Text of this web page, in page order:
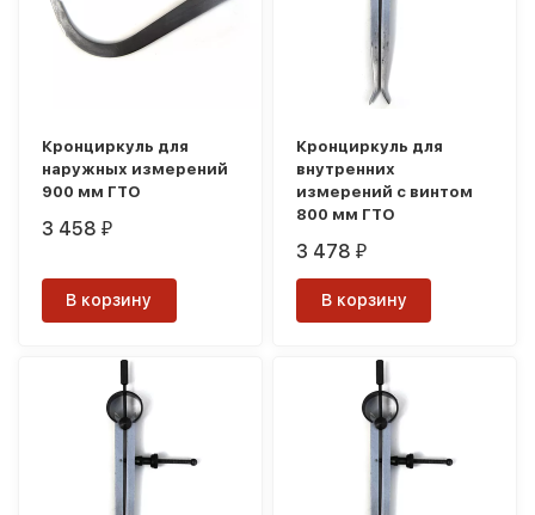
Кронциркуль для
наружных измерений
900 мм ГТО
3 458₽
В корзину
Кронциркуль для
внутренних
измерений с винтом
800 мм ГТО
3 478₽
В корзину